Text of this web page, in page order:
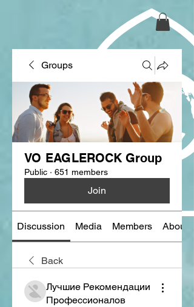
Groups
VO EAGLEROCK Group
Public · 651 members
Join
Discussion Media Members About
Back
Лучшие Рекомендации
Профессионалов